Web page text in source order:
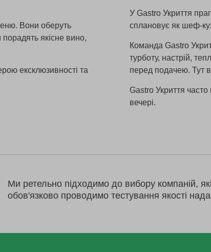
Вони оберуть
якісне вино,
ексклюзивності та
У Gastro Укриття
сплановує як шеф-
Команда Gastro
турботу, настрій,
перед подачею. Тут
Gastro Укриття часто
вечері.
Ми ретельно підходимо до вибору компаній,
обов'язково проводимо тестування якості